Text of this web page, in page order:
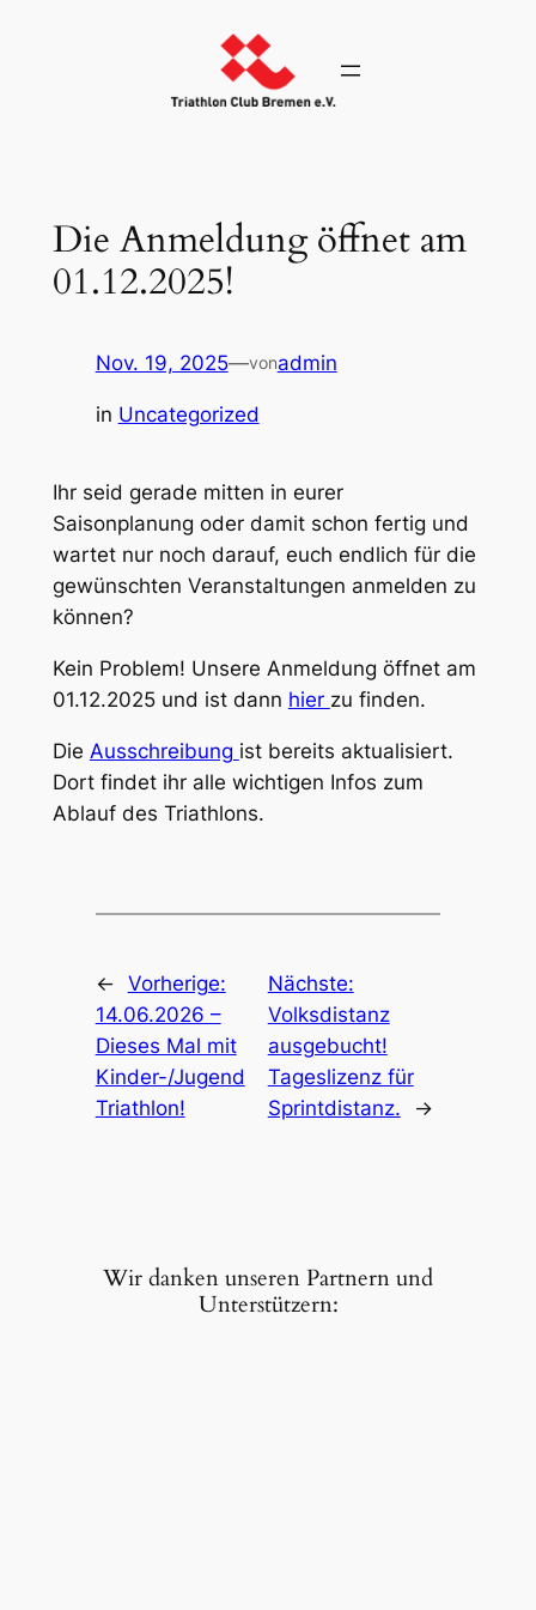
Die Anmeldung öffnet am
01.12.2025!
Nov. 19, 2025—vonadmin
in Uncategorized
Ihr seid gerade mitten in eurer
Saisonplanung oder damit schon fertig und
wartet nur noch darauf, euch endlich für die
gewünschten Veranstaltungen anmelden zu
können?
Kein Problem! Unsere Anmeldung öffnet am
01.12.2025 und ist dann hier zu finden.
Die Ausschreibung ist bereits aktualisiert.
Dort findet ihr alle wichtigen Infos zum
Ablauf des Triathlons.
← Vorherige:
14.06.2026 –
Dieses Mal mit
Kinder-/Jugend
Triathlon!
Nächste:
Volksdistanz
ausgebucht!
Tageslizenz für
Sprintdistanz.
→
Wir danken unseren Partnern und
Unterstützern: